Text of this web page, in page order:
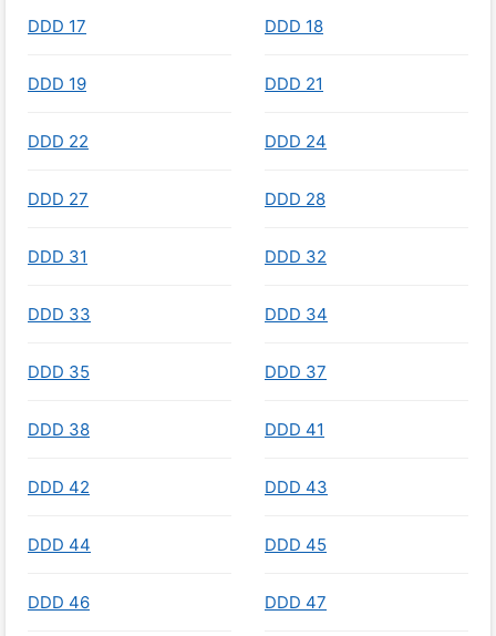
DDD 17 DDD 18
DDD 19 DDD 21
DDD 22 DDD 24
DDD 27 DDD 28
DDD 31 DDD 32
DDD 33 DDD 34
DDD 35 DDD 37
DDD 38 DDD 41
DDD 42 DDD 43
DDD 44 DDD 45
DDD 46 DDD 47